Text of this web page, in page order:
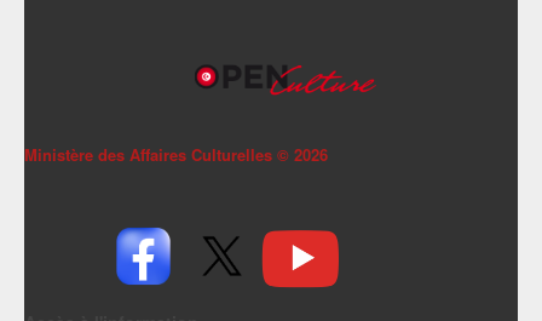
Ministère des Affaires Culturelles © 2026